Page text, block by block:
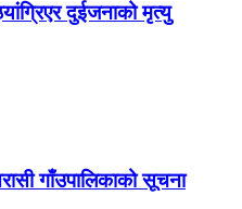
दुईजनाको मृत्यु
गाँउपालिकाको सूचना